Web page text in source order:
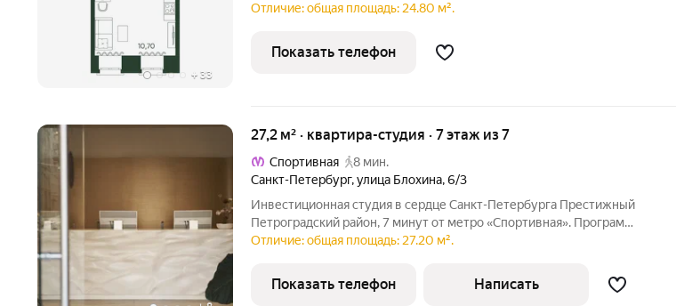
+ 33
этажей и реконструированное историческое здание 1908 года
Архитектурный облик
Отличие: общая площадь: 24.80 м².
Показать телефон
27,2 м² · квартира-студия · 7 этаж из 7
Спортивная
8 мин.
Санкт-Петербург,улица Блохина,6/3
Инвестиционная студия в сердце Санкт-Петербурга Престижный
Петроградский район, 7 минут от метро «Спортивная». Программа
гарантированного дохода: выплаты начинаются уже со
8% годовых до июня
Отличие: общая площадь: 27.20 м².
Показать телефон Написать